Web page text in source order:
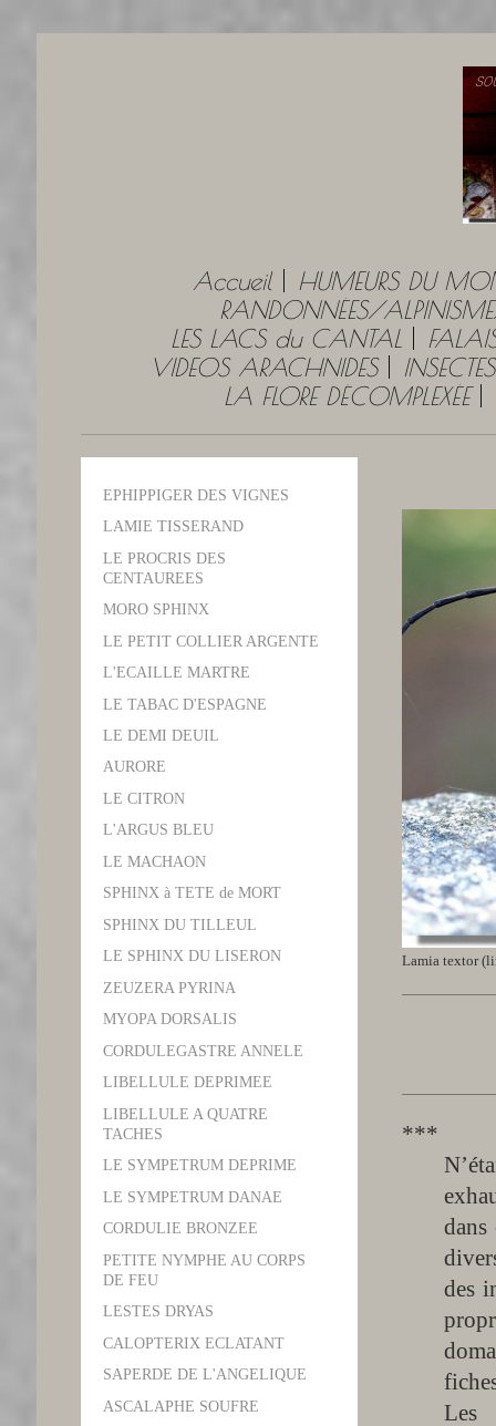
Accueil
HUMEURS DU
RANDONNÉES/
LES LACS du CANTAL
VIDEOS ARACHNIDES
INSECTES
LA FLORE DÉCOMPLEXÉE
Lamia textor
***
dans
des
Les
EPHIPPIGER DES VIGNES
LAMIE TISSERAND
LE PROCRIS DES
CENTAUREES
MORO SPHINX
LE PETIT COLLIER ARGENTE
L'ECAILLE MARTRE
LE TABAC D'ESPAGNE
LE DEMI DEUIL
AURORE
LE CITRON
L'ARGUS BLEU
LE MACHAON
SPHINX à TETE de MORT
SPHINX DU TILLEUL
LE SPHINX DU LISERON
ZEUZERA PYRINA
MYOPA DORSALIS
CORDULEGASTRE ANNELE
LIBELLULE DEPRIMEE
LIBELLULE A QUATRE
TACHES
LE SYMPETRUM DEPRIME
LE SYMPETRUM DANAE
CORDULIE BRONZEE
PETITE NYMPHE AU CORPS
DE FEU
LESTES DRYAS
CALOPTERIX ECLATANT
SAPERDE DE L'ANGELIQUE
ASCALAPHE SOUFRE